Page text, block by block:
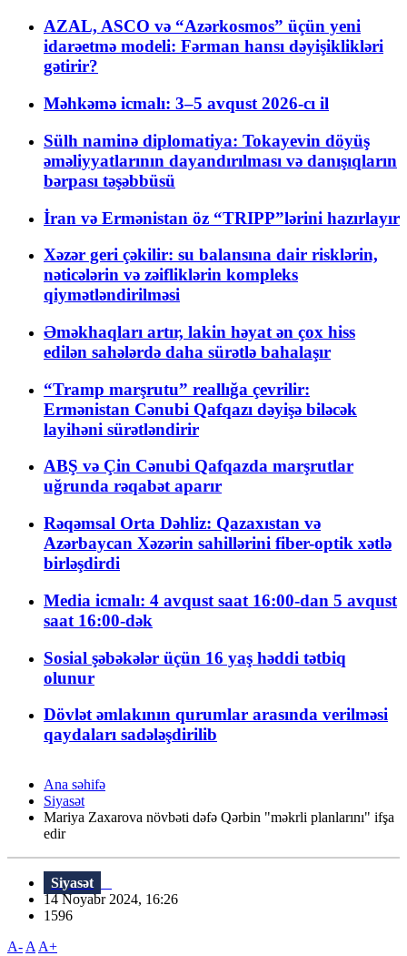
AZAL, ASCO və “Azərkosmos” üçün yeni
idarəetmə modeli: Fərman hansı dəyişiklikləri
gətirir?
Məhkəmə icmalı: 3–5 avqust 2026-cı il
Sülh naminə diplomatiya: Tokayevin döyüş
əməliyyatlarının dayandırılması və danışıqların
bərpası təşəbbüsü
İran və Ermənistan öz “TRIPP”lərini hazırlayır
Xəzər geri çəkilir: su balansına dair risklərin,
nəticələrin və zəifliklərin kompleks
qiymətləndirilməsi
Əməkhaqları artır, lakin həyat ən çox hiss
edilən sahələrdə daha sürətlə bahalaşır
“Tramp marşrutu” reallığa çevrilir:
Ermənistan Cənubi Qafqazı dəyişə biləcək
layihəni sürətləndirir
ABŞ və Çin Cənubi Qafqazda marşrutlar
uğrunda rəqabət aparır
Rəqəmsal Orta Dəhliz: Qazaxıstan və
Azərbaycan Xəzərin sahillərini fiber-optik xətlə
birləşdirdi
Media icmalı: 4 avqust saat 16:00-dan 5 avqust
saat 16:00-dək
Sosial şəbəkələr üçün 16 yaş həddi tətbiq
olunur
Dövlət əmlakının qurumlar arasında verilməsi
qaydaları sadələşdirilib
Ana səhifə
Siyasət
Mariya Zaxarova növbəti dəfə Qərbin "məkrli planlarını" ifşa
edir
Siyasət
14 Noyabr 2024, 16:26
1596
A- A A+